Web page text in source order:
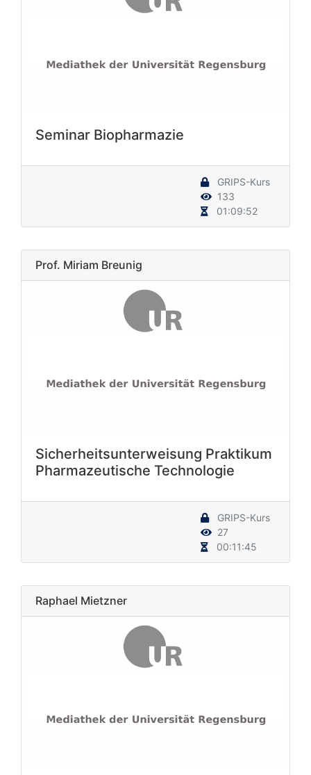
Seminar Biopharmazie
GRIPS-Kurs
133
01:09:52
Prof. Miriam Breunig
Sicherheitsunterweisung Praktikum
Pharmazeutische Technologie
GRIPS-Kurs
27
00:11:45
Raphael Mietzner